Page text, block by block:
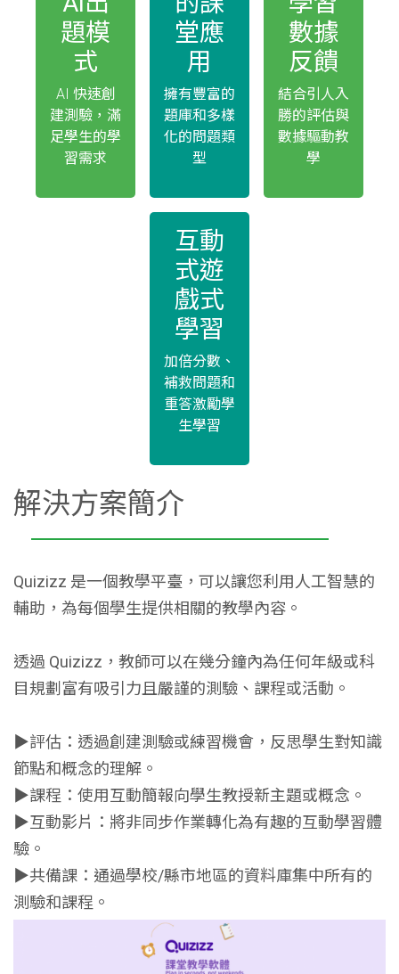
題模
式
AI 快速創
建測驗，滿
足學生的學
習需求
堂應
用
擁有豐富的
題庫和多樣
化的問題類
型
數據
反饋
結合引人入
勝的評估與
數據驅動教
學
互動
式遊
戲式
學習
加倍分數、
補救問題和
重答激勵學
生學習
解決方案簡介
Quizizz 是一個教學平臺，可以讓您利用人工智慧的
輔助，為每個學生提供相關的教學內容。
透過 Quizizz，教師可以在幾分鐘內為任何年級或科
目規劃富有吸引力且嚴謹的測驗、課程或活動。
▶評估：透過創建測驗或練習機會，反思學生對知識
節點和概念的理解。
▶課程：使用互動簡報向學生教授新主題或概念。
▶互動影片：將非同步作業轉化為有趣的互動學習體
驗。
▶共備課：通過學校/縣市地區的資料庫集中所有的
測驗和課程。